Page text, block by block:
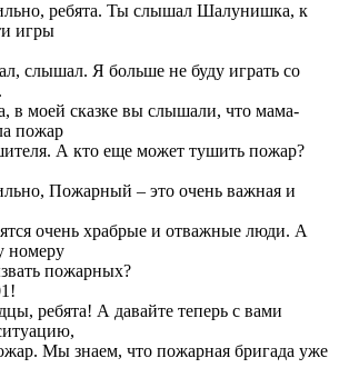
ребята. Ты слышал Шалунишка, к
игры
слышал. Я больше не буду играть со
в моей сказке вы слышали, что мама-
пожар
А кто еще может тушить пожар?
Пожарный – это очень важная и
очень храбрые и отважные люди. А
номеру
пожарных?
ребята! А давайте теперь с вами
Мы знаем, что пожарная бригада уже